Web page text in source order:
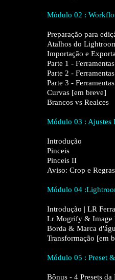
Módulo 02 :
Preparação para
Atalhos do
Importação e
Parte 1 -
Parte 2 -
Parte 3 -
Curvas [em breve]
Brancos vs Realces
Módulo 03 : Ajustes
Introdução
Pinceis
Pinceis II
Aviso: Crop e
Módulo 04
Introdução | LR
Lr Mogrify & Image
Borda & Marca
Transformação [em
Módulo 05 : Preset
Bônus - 4 Presets